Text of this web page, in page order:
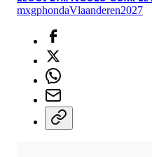
mxgphondaVlaanderen2027